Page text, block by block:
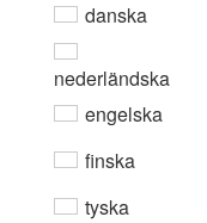
danska
nederländska
engelska
finska
tyska